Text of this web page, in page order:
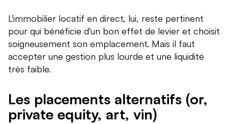
L'immobilier locatif en direct, lui, reste pertinent
pour qui bénéficie d'un bon effet de levier et choisit
soigneusement son emplacement. Mais il faut
accepter une gestion plus lourde et une liquidité
très faible.
Les placements alternatifs (or,
private equity, art, vin)